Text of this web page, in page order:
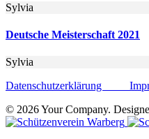
Sylvia
Deutsche Meisterschaft 2021
Sylvia
Datenschutzerklärung
© 2026 Your Company.